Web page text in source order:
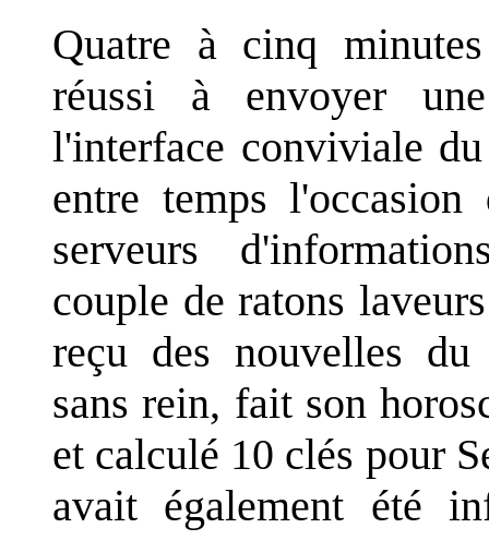
Quatre à cinq
réussi à envoyer
l'interface conviviale
entre temps
serveurs
couple de ratons
reçu des nouvelles du
sans rein, fait son
et calculé 10 clés pour
avait également été